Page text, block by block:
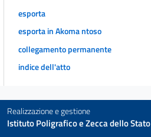
esporta
esporta in Akoma ntoso
collegamento permanente
indice dell'atto
Realizzazione e gestione
Istituto Poligrafico e Zecca dello Stato